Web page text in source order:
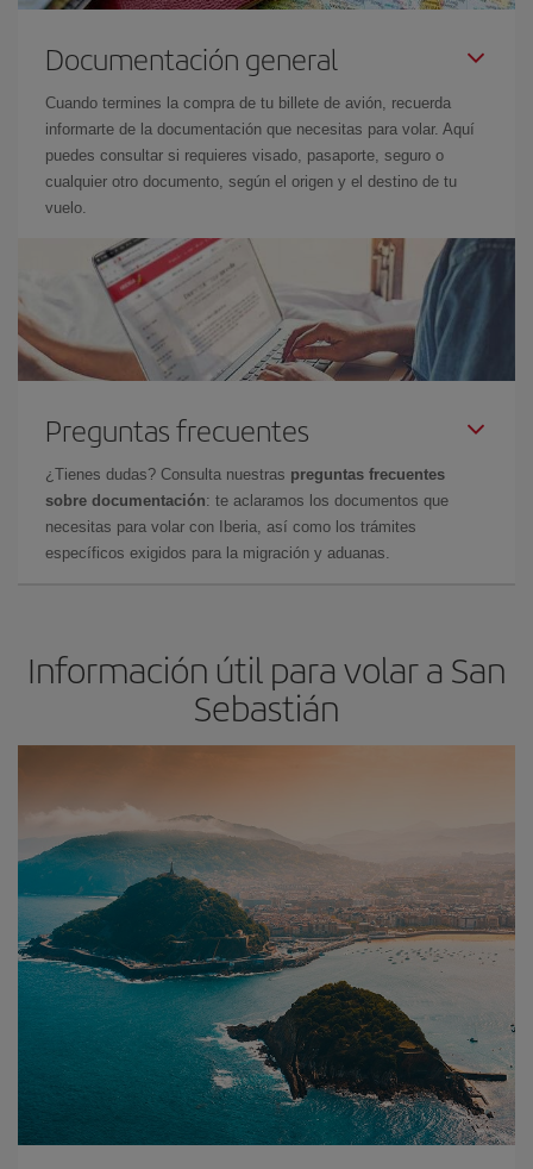
Documentación general
Cuando termines la compra de tu billete de avión, recuerda
informarte de la documentación que necesitas para volar. Aquí
puedes consultar si requieres visado, pasaporte, seguro o
cualquier otro documento, según el origen y el destino de tu
vuelo.
Preguntas frecuentes
¿Tienes dudas? Consulta nuestras preguntas frecuentes
sobre documentación: te aclaramos los documentos que
necesitas para volar con Iberia, así como los trámites
específicos exigidos para la migración y aduanas.
Información útil para volar a San
Sebastián